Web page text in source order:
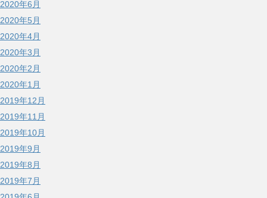
2020年6月
2020年5月
2020年4月
2020年3月
2020年2月
2020年1月
2019年12月
2019年11月
2019年10月
2019年9月
2019年8月
2019年7月